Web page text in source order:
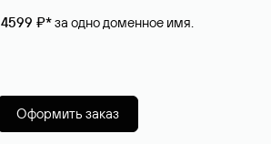
4599 ₽*за одно доменное имя.
Оформить заказ